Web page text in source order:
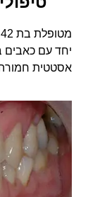
מטופלת בת 42 שפנתה לטיפול עקב
יחד עם כאבים
אסטטית